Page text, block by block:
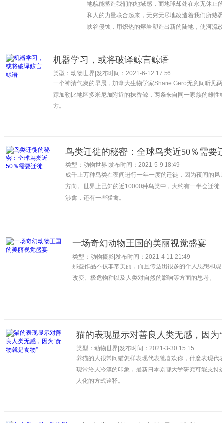
地貌能塑造我们的地域感，而地球却处在永无休止
和人的力量联合起来，无穷无尽地改造着我们所熟
峡谷侵蚀，用炽热的熔岩塑造出新的陆地，使河流
机器学习，或将破译鲸言鲸语
类型：动物世界 发布时间：2021-6-12 17:56
一个神清气爽的早晨，加拿大生物学家Shane Gero无意间听见
踪加勒比地区多米尼加附近的抹香鲸，两条来自同一家族的雄
方。
鸟类迁徙的秘密：全球鸟类近50％需要
类型：动物世界 发布时间：2021-5-9 18:49
成千上万种鸟类在夜间进行一年一度的迁徙，因为夜间的
方向。世界上已知的近10000种鸟类中，大约有一半会迁
涉禽，还有一些猛禽。
一场奇幻动物王国的美丽视觉盛宴
类型：动物摄影 发布时间：2021-4-11 21:49
那些作品不仅非常美丽，而且传达出很多的个人思想和
改变、极危物种以及人类对自然的影响等方面的思考。
猫的表现显示对善良人类无感，因为
类型：动物世界 发布时间：2021-3-30 15:15
养猫的人很常问猫怎样表现代表牠喜欢你，什麽表现
现常给人冷漠的印象，最新日本京都大学研究可能支持
人化的方式诠释。